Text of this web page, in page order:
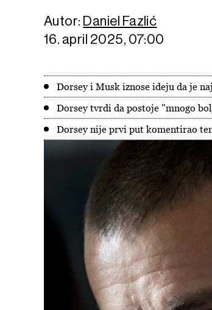
Autor: Daniel Fazlić
16. april 2025, 07:00
Dorsey i Musk iznose ideju da je
Dorsey tvrdi da postoje "mnogo
Dorsey nije prvi put komentirao